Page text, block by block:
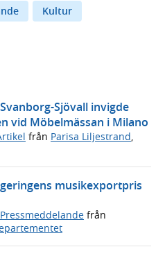
Kultur
Sjövall invigde
vid Möbelmässan i Milano
från Parisa Liljestrand
musikexportpris
Pressmeddelande från